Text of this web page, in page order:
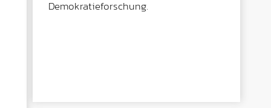
Demokratieforschung.